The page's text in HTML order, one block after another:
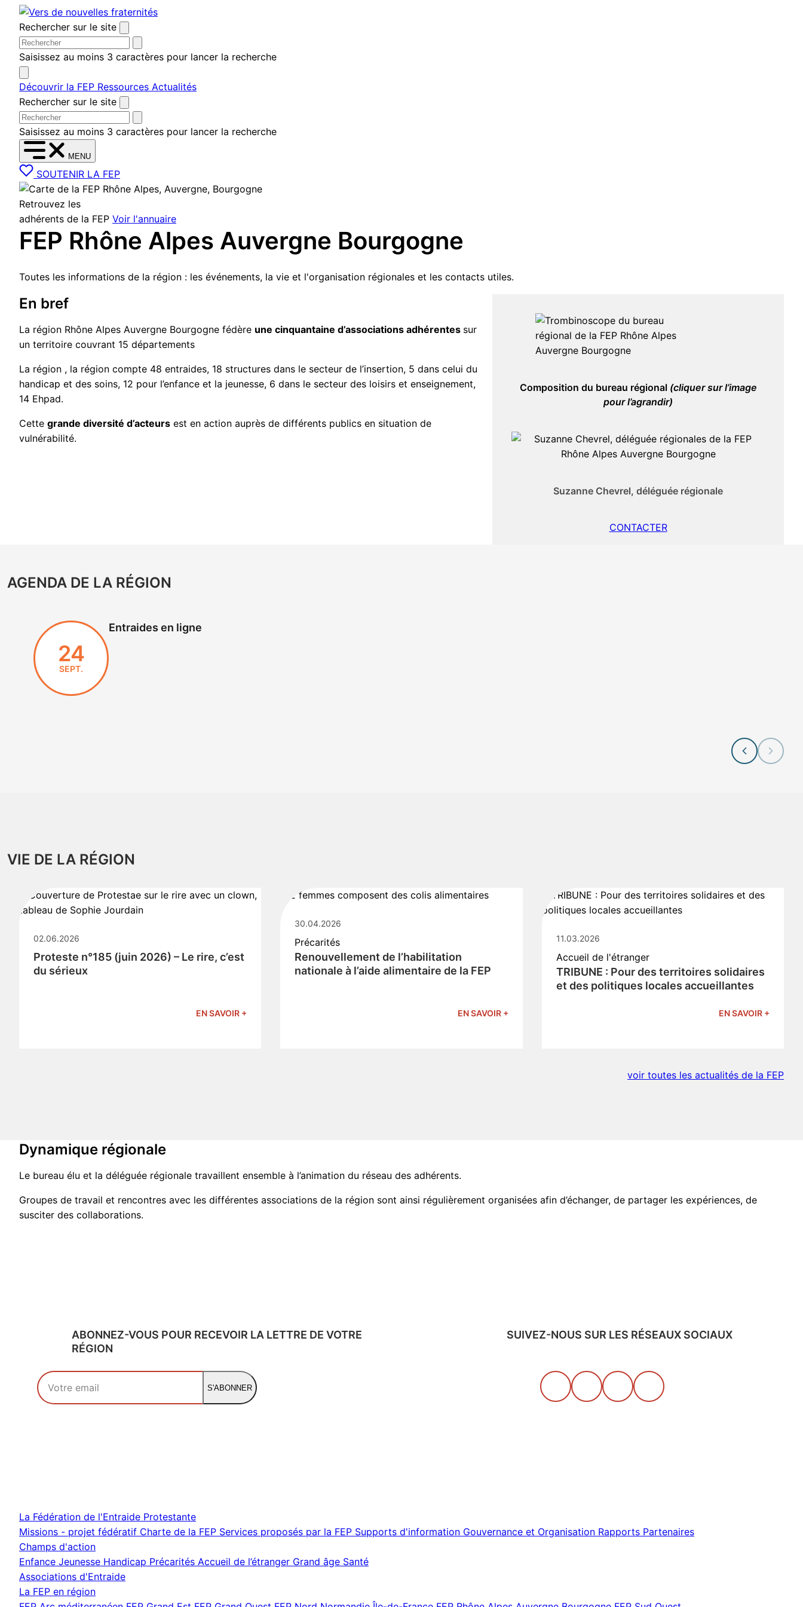
Aller au contenu
Rechercher sur le site
Saisissez au moins 3 caractères pour lancer la recherche
Découvrir la FEP Ressources Actualités
Rechercher sur le site
Saisissez au moins 3 caractères pour lancer la recherche
MENU
SOUTENIR LA FEP
Retrouvez les
adhérents de la FEP Voir l'annuaire
FEP Rhône Alpes Auvergne Bourgogne
Toutes les informations de la région : les événements, la vie et l'organisation régionales et les contacts utiles.
En bref
La région Rhône Alpes Auvergne Bourgogne fédère une cinquantaine d’associations adhérentes sur
un territoire couvrant 15 départements
La région , la région compte 48 entraides, 18 structures dans le secteur de l’insertion, 5 dans celui du
handicap et des soins, 12 pour l’enfance et la jeunesse, 6 dans le secteur des loisirs et enseignement,
14 Ehpad.
Cette grande diversité d’acteurs est en action auprès de différents publics en situation de
vulnérabilité.
Composition du bureau régional (cliquer sur l’image
pour l’agrandir)
Suzanne Chevrel, déléguée régionale
CONTACTER
AGENDA DE LA RÉGION
24
SEPT.
Entraides en ligne
VIE DE LA RÉGION
02.06.2026
Proteste n°185 (juin 2026) – Le rire, c’est
du sérieux
EN SAVOIR +
30.04.2026
Précarités
Renouvellement de l’habilitation
nationale à l’aide alimentaire de la FEP
EN SAVOIR +
11.03.2026
Accueil de l'étranger
TRIBUNE : Pour des territoires solidaires
et des politiques locales accueillantes
EN SAVOIR +
voir toutes les actualités de la FEP
Dynamique régionale
Le bureau élu et la déléguée régionale travaillent ensemble à l’animation du réseau des adhérents.
Groupes de travail et rencontres avec les différentes associations de la région sont ainsi régulièrement organisées afin d’échanger, de partager les expériences, de
susciter des collaborations.
ABONNEZ-VOUS POUR RECEVOIR LA LETTRE DE VOTRE
RÉGION
Votre adresse email
S'ABONNER
SUIVEZ-NOUS SUR LES RÉSEAUX SOCIAUX
La Fédération de l'Entraide Protestante
Missions - projet fédératif Charte de la FEP Services proposés par la FEP Supports d'information Gouvernance et Organisation Rapports Partenaires
Champs d'action
Enfance Jeunesse Handicap Précarités Accueil de l’étranger Grand âge Santé
Associations d'Entraide
La FEP en région